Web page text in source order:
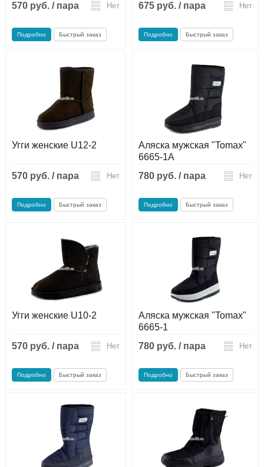
570 руб. / пара Нет
Подробно Быстрый заказ
675 руб. / пара Нет
Подробно Быстрый заказ
Угги женские U12-2
570 руб. / пара Нет
Подробно Быстрый заказ
Аляска мужская "Tomax"
6665-1A
780 руб. / пара
Нет
Подробно Быстрый заказ
Угги женские U10-2
570 руб. / пара Нет
Подробно Быстрый заказ
Аляска мужская "Tomax"
6665-1
780 руб. / пара
Нет
Подробно Быстрый заказ